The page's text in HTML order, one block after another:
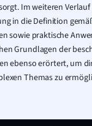
Im weiteren
in die Definition
sowie praktische
Grundlagen der
ebenso erörtert, um
Themas zu